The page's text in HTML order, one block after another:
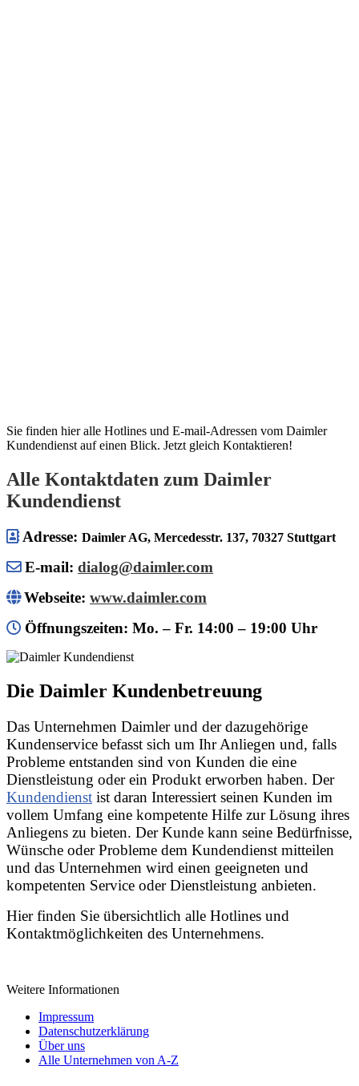
Sie finden hier alle Hotlines und E-mail-Adressen vom Daimler
Kundendienst auf einen Blick. Jetzt gleich Kontaktieren!
Alle Kontaktdaten zum Daimler
Kundendienst
Adresse: Daimler AG, Mercedesstr. 137, 70327 Stuttgart
E-mail: dialog@daimler.com
Webseite: www.daimler.com
Öffnungszeiten: Mo. – Fr. 14:00 – 19:00 Uhr
Die Daimler Kundenbetreuung
Das Unternehmen Daimler und der dazugehörige
Kundenservice befasst sich um Ihr Anliegen und, falls
Probleme entstanden sind von Kunden die eine
Dienstleistung oder ein Produkt erworben haben. Der
Kundendienst ist daran Interessiert seinen Kunden im
vollem Umfang eine kompetente Hilfe zur Lösung ihres
Anliegens zu bieten. Der Kunde kann seine Bedürfnisse,
Wünsche oder Probleme dem Kundendienst mitteilen
und das Unternehmen wird einen geeigneten und
kompetenten Service oder Dienstleistung anbieten.
Hier finden Sie übersichtlich alle Hotlines und
Kontaktmöglichkeiten des Unternehmens.
Weitere Informationen
Impressum
Datenschutzerklärung
Über uns
Alle Unternehmen von A-Z